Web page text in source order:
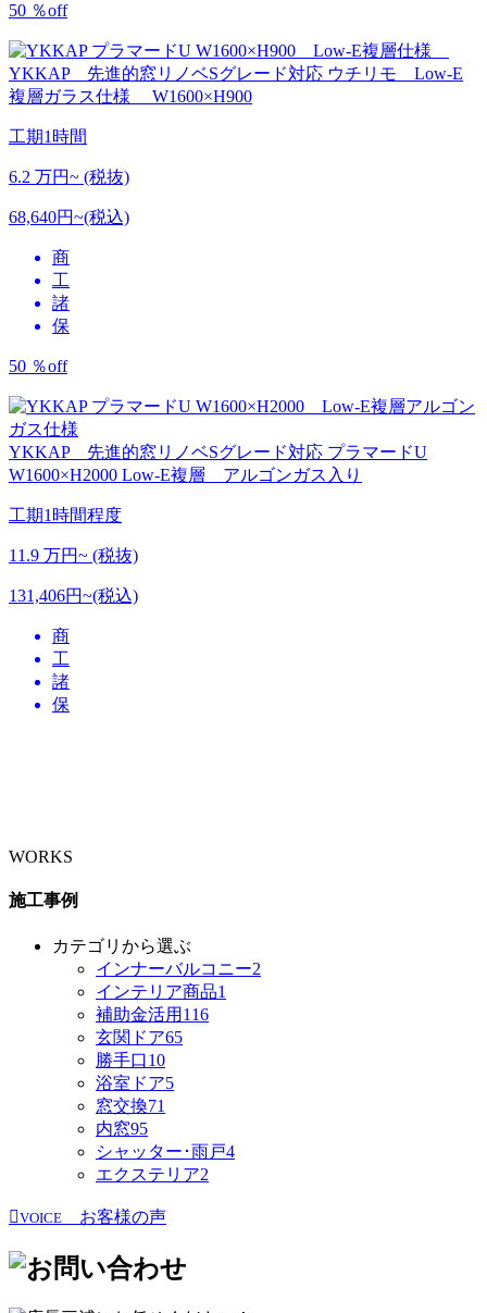
50 ％off
YKKAP 先進的窓リノベSグレード対応 ウチリモ Low-E
複層ガラス仕様 W1600×H900
工期1時間
6.2 万円~ (税抜)
68,640円~(税込)
商
工
諸
保
50 ％off
YKKAP 先進的窓リノベSグレード対応 プラマードU
W1600×H2000 Low-E複層 アルゴンガス入り
工期1時間程度
11.9 万円~ (税抜)
131,406円~(税込)
商
工
諸
保
WORKS
施工事例
カテゴリから選ぶ
インナーバルコニー2
インテリア商品1
補助金活用 116
玄関ドア65
勝手口10
浴室ドア5
窓交換71
内窓95
シャッター･雨戸4
エクステリア2
VOICE お客様の声